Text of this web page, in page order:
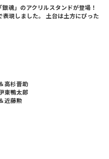
魂」のアクリルスタンドが登場！
現しました。 土台は土方にぴった
高杉晋助
東鴨太郎
近藤勲